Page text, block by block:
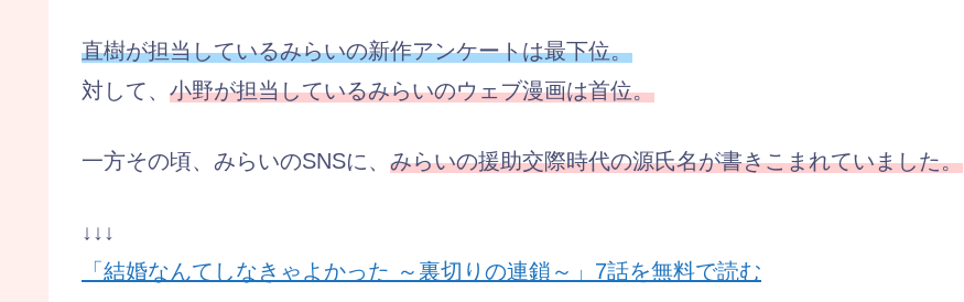
直樹が担当しているみらいの新作アンケートは最下位。
対して、 小野が担当しているみらいのウェブ漫画は首位。
一方その頃、みらいのSNSに、 みらいの援助交際時代の源氏名が書きこまれていました。
↓↓↓
「結婚なんてしなきゃよかった ～裏切りの連鎖～」7話を無料で読む